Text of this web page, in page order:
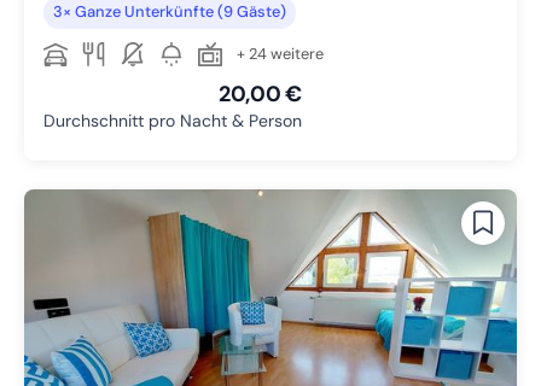
3× Ganze Unterkünfte (9 Gäste)
+ 24 weitere
20,00 €
Durchschnitt pro Nacht & Person